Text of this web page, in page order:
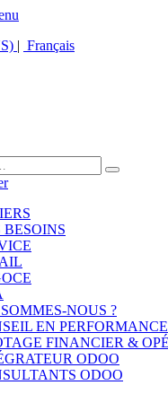
| Français
BESOINS
NOUS ?
EN PERFORMANCE
FINANCIER &
ODOO
ODOO